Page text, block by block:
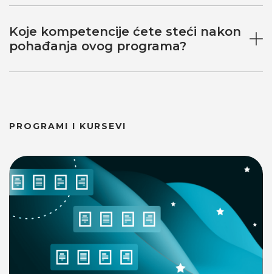
Koje kompetencije ćete steći nakon
pohađanja ovog programa?
PROGRAMI I KURSEVI